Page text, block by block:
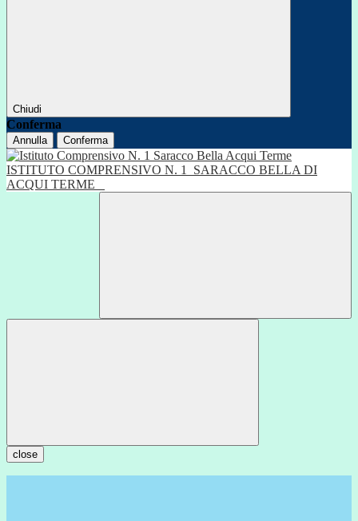
Chiudi
Conferma
Annulla Conferma
ISTITUTO COMPRENSIVO N. 1
SARACCO BELLA DI
ACQUI TERME
close